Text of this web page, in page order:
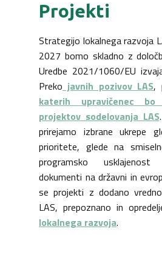
Projekti
Strategijo lokalnega razvoja
2027 bomo skladno z
Uredbe 2021/1060/EU
Preko javnih pozivov LAS,
katerih upravičenec bo
projektov sodelovanja LAS
prirejamo izbrane ukrepe
prioritete, glede na
programsko
dokumenti na državni in
se projekti z dodano
LAS, prepoznano in
lokalnega razvoja.